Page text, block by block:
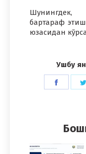
Шунингдек,
бартараф
юзасидан
Ушбу
Share